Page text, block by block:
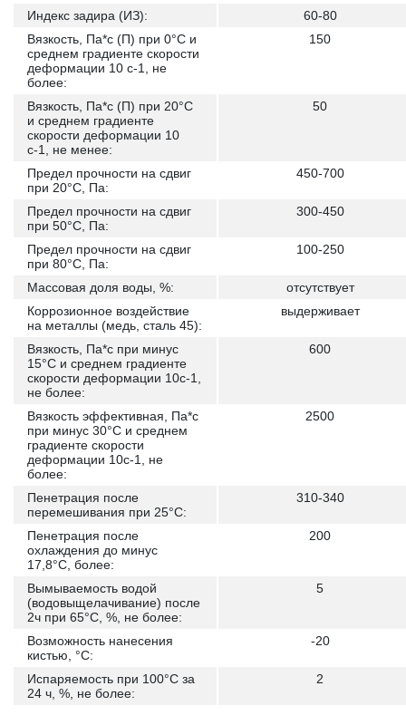
Индекс задира (ИЗ):
60-80
Вязкость, Па*с (П) при 0°C и
среднем градиенте скорости
деформации 10 с-1, не
более:
150
Вязкость, Па*с (П) при 20°C
и среднем градиенте
скорости деформации 10
с-1, не менее:
50
Предел прочности на сдвиг
при 20°C, Па:
450-700
Предел прочности на сдвиг
при 50°C, Па:
300-450
Предел прочности на сдвиг
при 80°C, Па:
100-250
Массовая доля воды, %:
отсутствует
Коррозионное воздействие
на металлы (медь, сталь 45):
выдерживает
Вязкость, Па*с при минус
15°С и среднем градиенте
скорости деформации 10с-1,
не более:
600
Вязкость эффективная, Па*с
при минус 30°С и среднем
градиенте скорости
деформации 10с-1, не
более:
2500
Пенетрация после
перемешивания при 25°C:
310-340
Пенетрация после
охлаждения до минус
17,8°C, более:
200
Вымываемость водой
(водовыщелачивание) после
2ч при 65°C, %, не более:
5
Возможность нанесения
кистью, °C:
-20
Испаряемость при 100°C за
24 ч, %, не более:
2